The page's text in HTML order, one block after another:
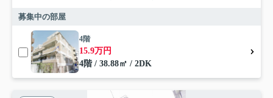
募集中の部屋
4階
15.9万円
4階 / 38.88㎡ / 2DK